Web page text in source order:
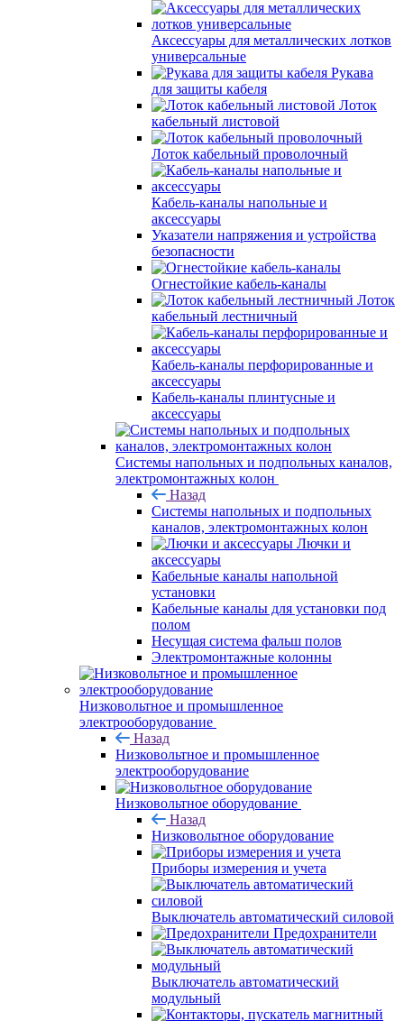
Аксессуары для металлических лотков
универсальные
Рукава
для защиты кабеля
Лоток
кабельный листовой
Лоток кабельный проволочный
Кабель-каналы напольные и
аксессуары
Указатели напряжения и устройства
безопасности
Огнестойкие кабель-каналы
Лоток
кабельный лестничный
Кабель-каналы перфорированные и
аксессуары
Кабель-каналы плинтусные и
аксессуары
Системы напольных и подпольных каналов,
электромонтажных колон
Назад
Системы напольных и подпольных
каналов, электромонтажных колон
Лючки и
аксессуары
Кабельные каналы напольной
установки
Кабельные каналы для установки под
полом
Несущая система фальш полов
Электромонтажные колонны
Низковольтное и промышленное
электрооборудование
Назад
Низковольтное и промышленное
электрооборудование
Низковольтное оборудование
Назад
Низковольтное оборудование
Приборы измерения и учета
Выключатель автоматический силовой
Предохранители
Выключатель автоматический
модульный